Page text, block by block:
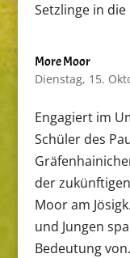
Setzlinge in die
More Moor
Dienstag, 15.
Engagiert im
Schüler des
der
Moor am
und Jungen
Bedeutung